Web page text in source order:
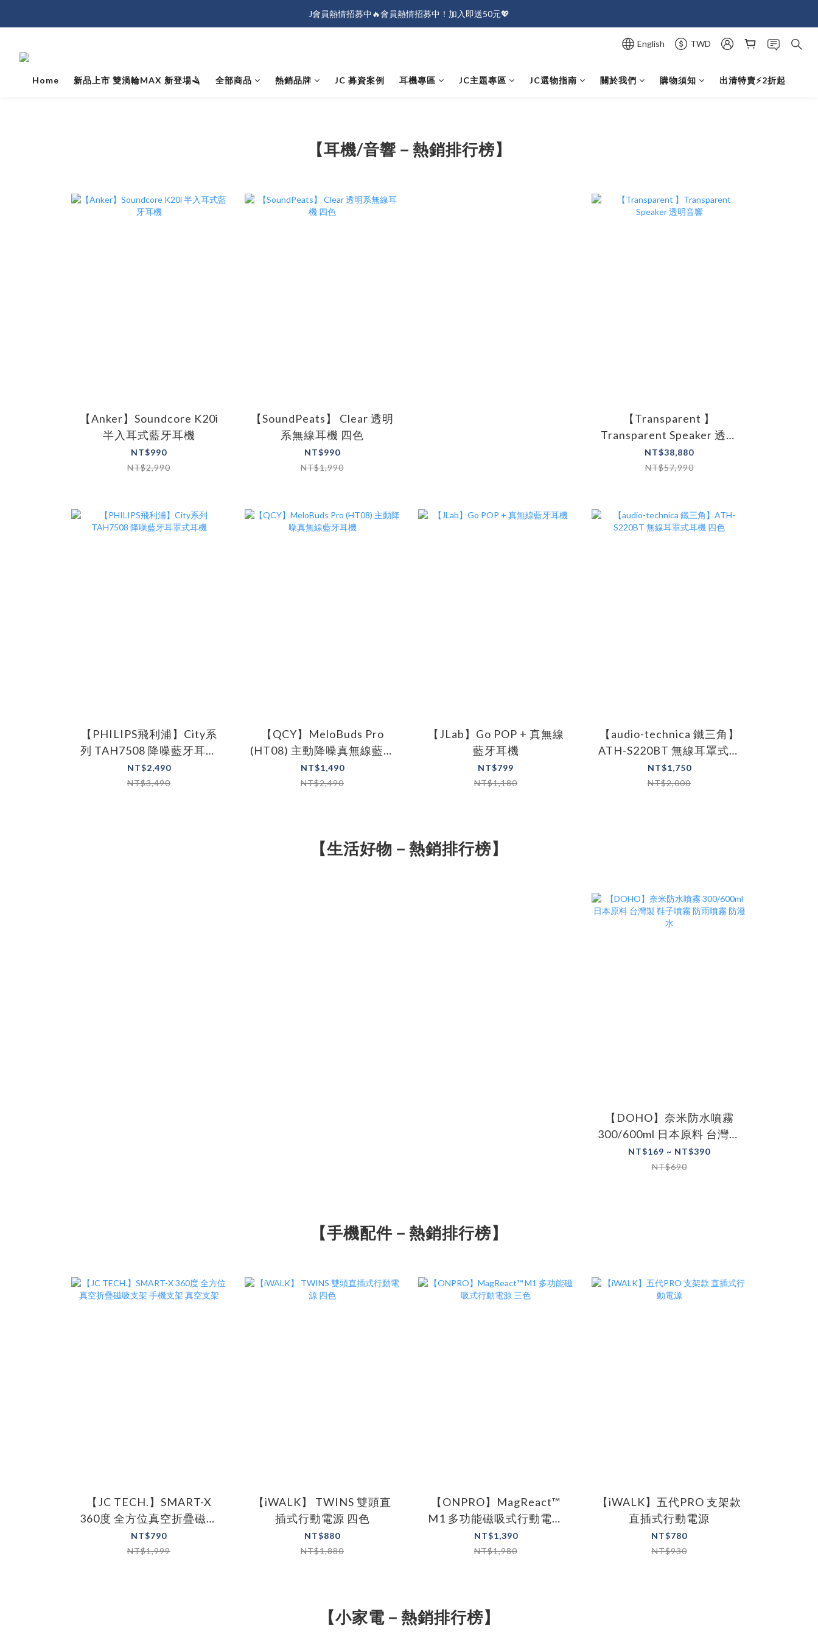
J會員熱情招募中🔥會員熱情招募中！加入即送50元💖
J會員熱情招募中🔥會員熱情招募中！加入即送50元💖
English TWD
Home 新品上市 雙渦輪MAX 新登場🪒 全部商品 熱銷品牌 JC 募資案例 耳機專區 JC主題專區 JC選物指南 關於我們 購物須知 出清特賣⚡️2折起
【耳機/音響－熱銷排行榜】
【Anker】Soundcore K20i
半入耳式藍牙耳機
NT$990
NT$2,990
【SoundPeats】 Clear 透明
系無線耳機 四色
NT$990
NT$1,990
【Transparent 】
Transparent Speaker 透明
音響
NT$38,880
NT$57,990
【PHILIPS飛利浦】City系
列 TAH7508 降噪藍牙耳罩
式耳機
NT$2,490
NT$3,490
【QCY】MeloBuds Pro
(HT08) 主動降噪真無線藍牙
耳機
NT$1,490
NT$2,490
【JLab】Go POP + 真無線
藍牙耳機
NT$799
NT$1,180
【audio-technica 鐵三角】
ATH-S220BT 無線耳罩式耳
機 四色
NT$1,750
NT$2,000
【生活好物－熱銷排行榜】
【DOHO】奈米防水噴霧
300/600ml 日本原料 台灣製
鞋子噴霧 防雨噴霧 防潑水
NT$169 ~ NT$390
NT$690
【手機配件－熱銷排行榜】
【JC TECH.】SMART-X
360度 全方位真空折疊磁吸
支架 手機支架 真空支架
NT$790
NT$1,999
【iWALK】 TWINS 雙頭直
插式行動電源 四色
NT$880
NT$1,880
【ONPRO】MagReact™
M1 多功能磁吸式行動電源
三色
NT$1,390
NT$1,980
【iWALK】五代PRO 支架款
直插式行動電源
NT$780
NT$930
【小家電－熱銷排行榜】